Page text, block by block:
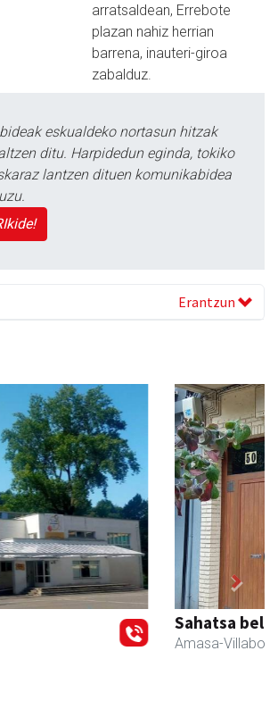
arratsaldean, Errebote
plazan nahiz herrian
barrena, inauteri-giroa
zabalduz.
eskualdeko nortasun hitzak
ditu. Harpidedun eginda, tokiko
lantzen dituen komunikabidea
Erantzun
eta dietetika zentrua
Next